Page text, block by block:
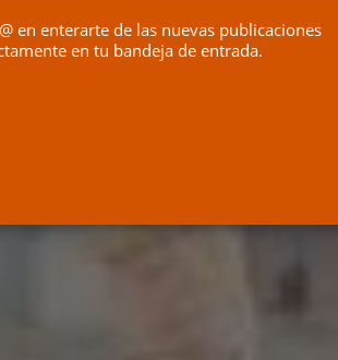
en enterarte de las nuevas publicaciones
en tu bandeja de entrada.